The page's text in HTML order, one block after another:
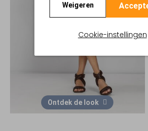
Weigeren
Cookie-instellingen
Ontdek de look